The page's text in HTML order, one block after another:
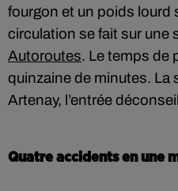
fourgon et un poids lourd
circulation se fait sur une
Autoroutes. Le temps de
quinzaine de minutes. La
Artenay, l’entrée
Quatre accidents en une